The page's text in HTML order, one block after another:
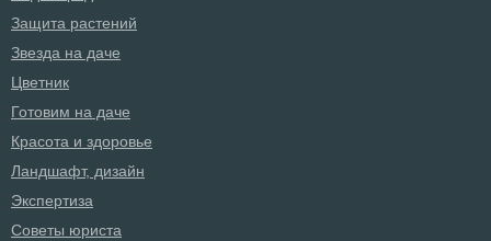
Защита растений
Звезда на даче
Цветник
Готовим на даче
Красота и здоровье
Ландшафт, дизайн
Экспертиза
Советы юриста